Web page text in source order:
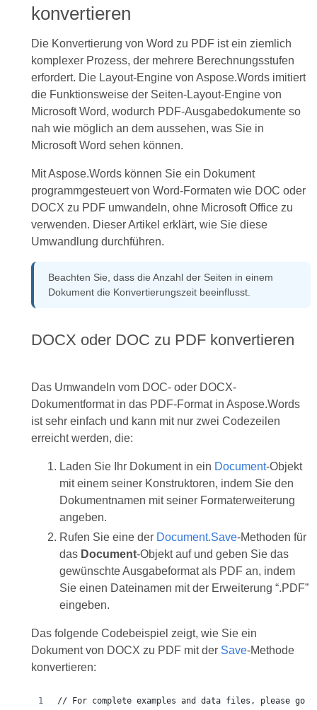
konvertieren
Die Konvertierung von Word zu PDF ist ein ziemlich
komplexer Prozess, der mehrere Berechnungsstufen
erfordert. Die Layout-Engine von Aspose.Words imitiert
die Funktionsweise der Seiten-Layout-Engine von
Microsoft Word, wodurch PDF-Ausgabedokumente so
nah wie möglich an dem aussehen, was Sie in
Microsoft Word sehen können.
Mit Aspose.Words können Sie ein Dokument
programmgesteuert von Word-Formaten wie DOC oder
DOCX zu PDF umwandeln, ohne Microsoft Office zu
verwenden. Dieser Artikel erklärt, wie Sie diese
Umwandlung durchführen.
Beachten Sie, dass die Anzahl der Seiten in einem
Dokument die Konvertierungszeit beeinflusst.
DOCX oder DOC zu PDF konvertieren
Das Umwandeln vom DOC- oder DOCX-
Dokumentformat in das PDF-Format in Aspose.Words
ist sehr einfach und kann mit nur zwei Codezeilen
erreicht werden, die:
Laden Sie Ihr Dokument in ein Document-Objekt
mit einem seiner Konstruktoren, indem Sie den
Dokumentnamen mit seiner Formaterweiterung
angeben.
Rufen Sie eine der Document.Save-Methoden für
das Document-Objekt auf und geben Sie das
gewünschte Ausgabeformat als PDF an, indem
Sie einen Dateinamen mit der Erweiterung “.PDF”
eingeben.
Das folgende Codebeispiel zeigt, wie Sie ein
Dokument von DOCX zu PDF mit der Save-Methode
konvertieren: